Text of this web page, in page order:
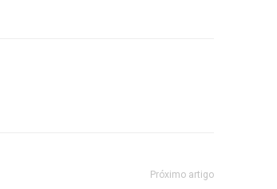
Próximo artigo